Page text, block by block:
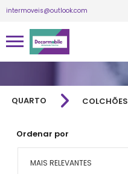
intermoveis@outlook.com
QUARTO COLCHÕES
Ordenar por
MAIS RELEVANTES